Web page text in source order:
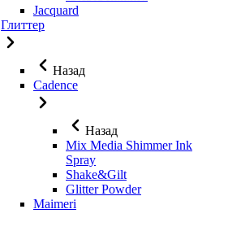
Jaсquard
Глиттер
Назад
Cadence
Назад
Mix Media Shimmer Ink
Spray
Shake&Gilt
Glitter Powder
Maimeri